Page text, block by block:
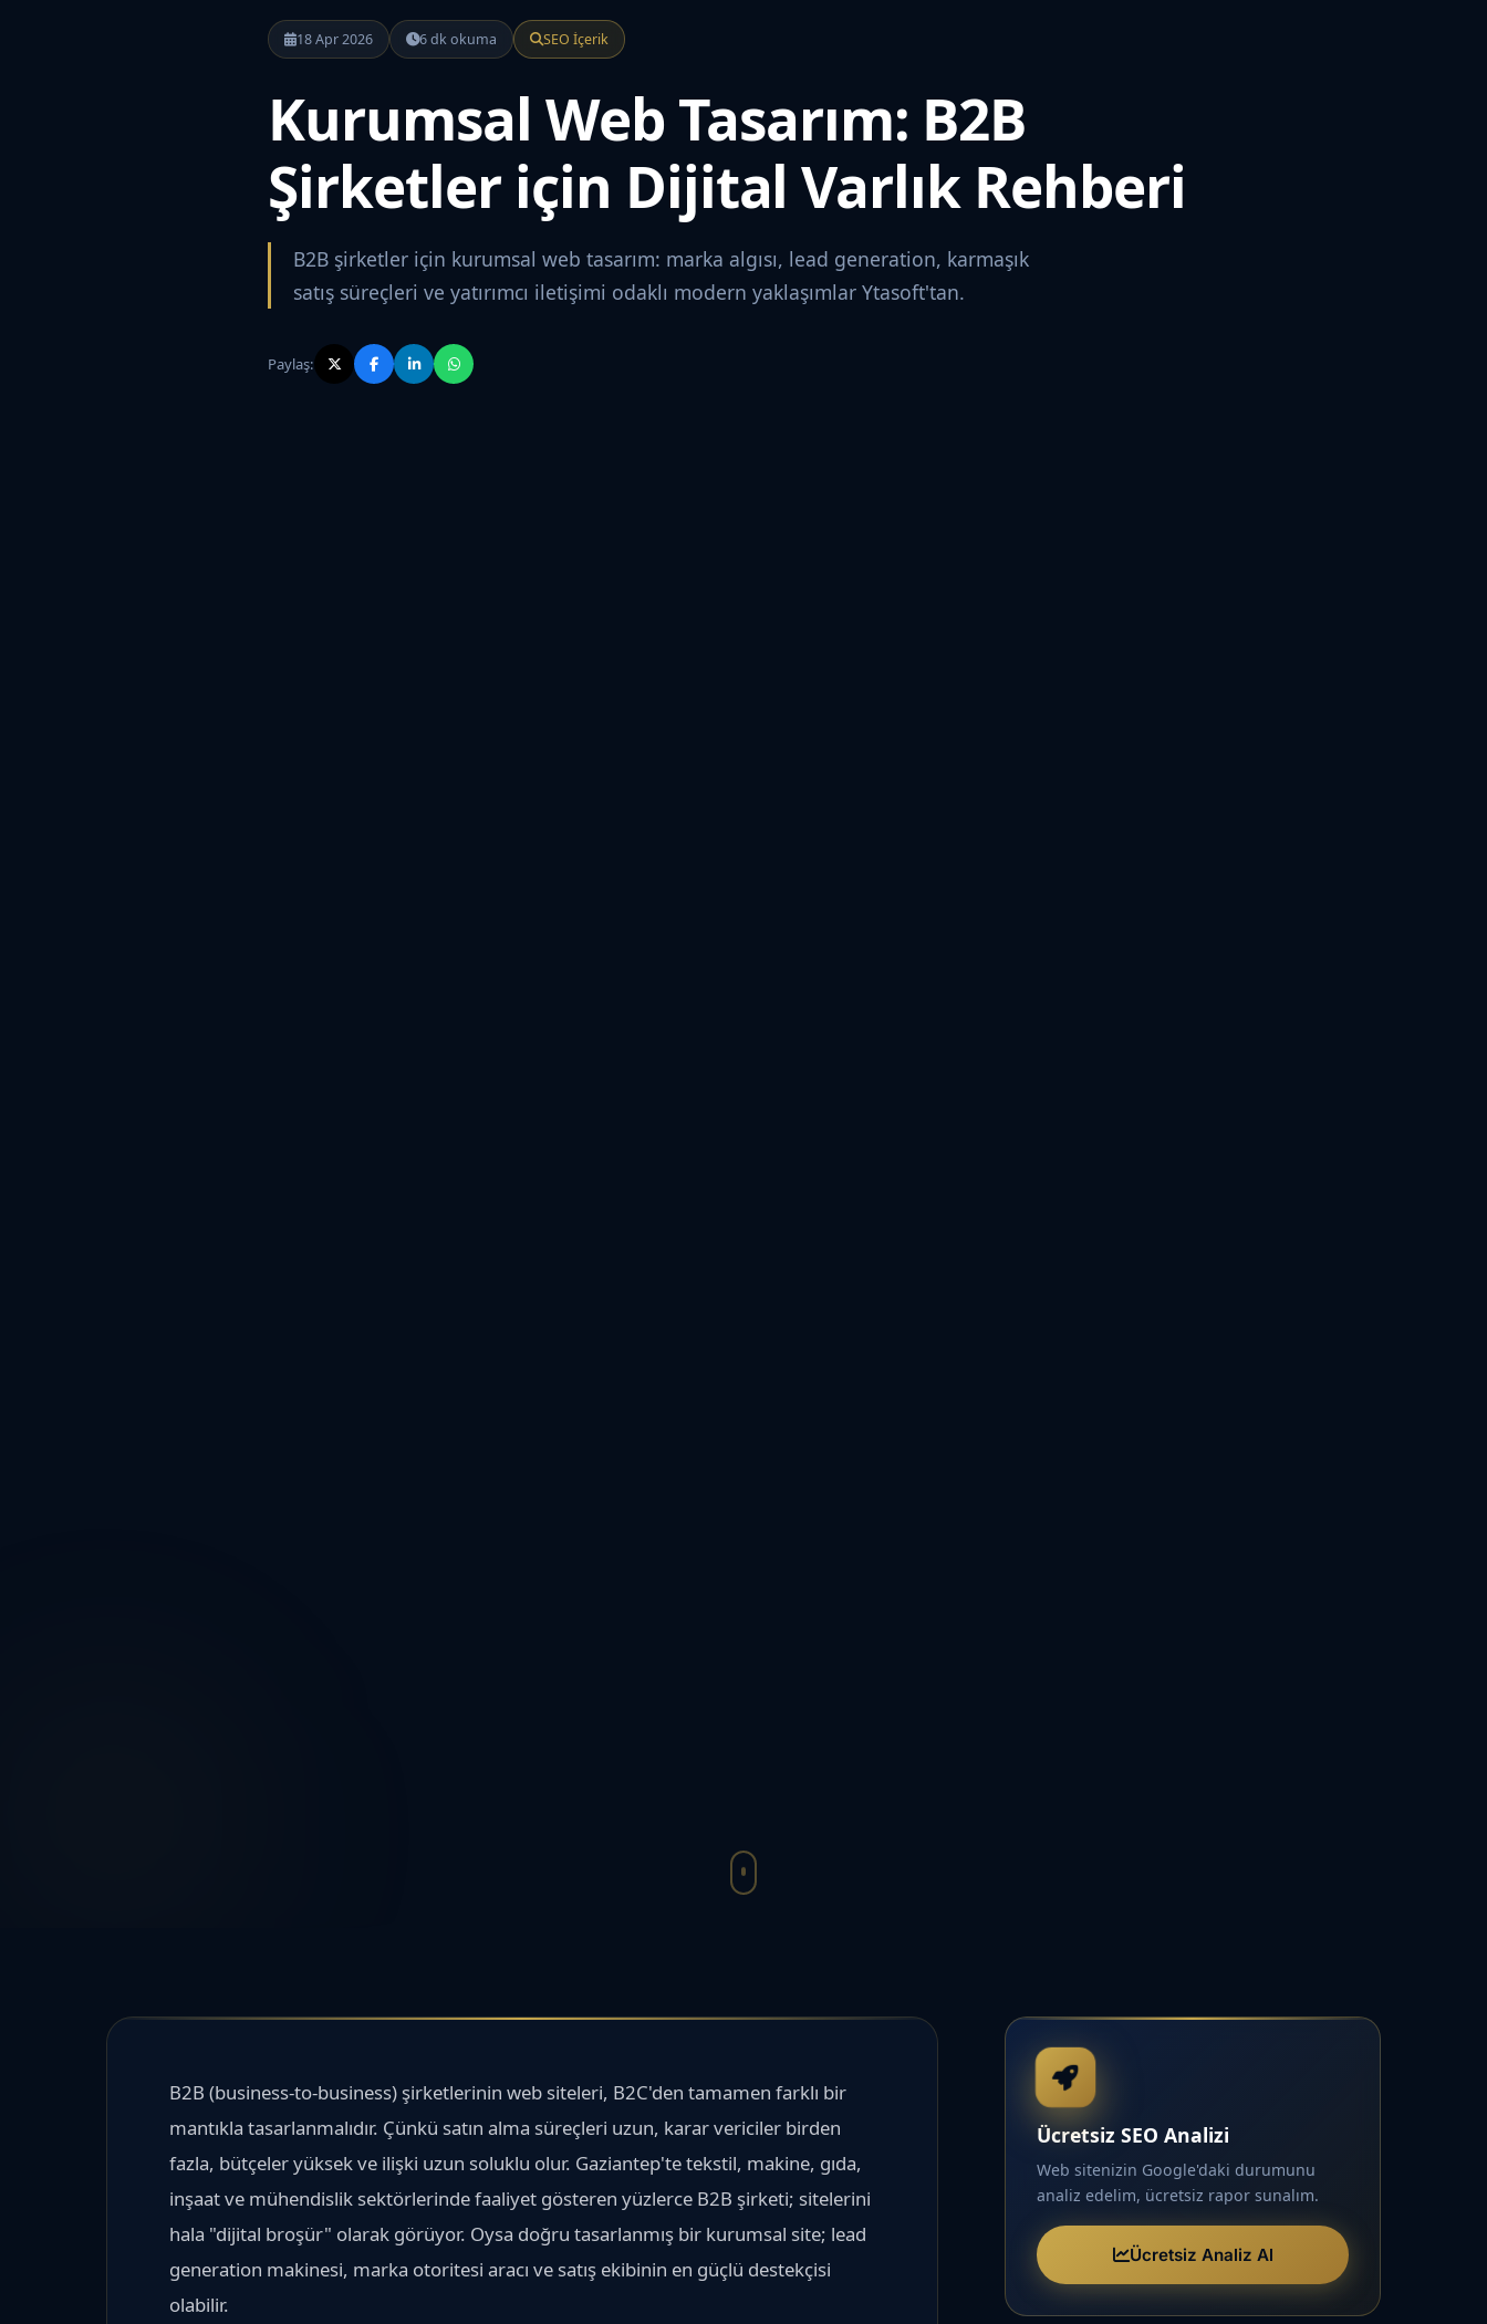
18 Apr 2026 6 dk okuma SEO İçerik
Kurumsal Web Tasarım: B2B
Şirketler için Dijital Varlık Rehberi
B2B şirketler için kurumsal web tasarım: marka algısı, lead generation, karmaşık
satış süreçleri ve yatırımcı iletişimi odaklı modern yaklaşımlar Ytasoft'tan.
Paylaş:
B2B (business-to-business) şirketlerinin web siteleri, B2C'den tamamen farklı bir
mantıkla tasarlanmalıdır. Çünkü satın alma süreçleri uzun, karar vericiler birden
fazla, bütçeler yüksek ve ilişki uzun soluklu olur. Gaziantep'te tekstil, makine, gıda,
inşaat ve mühendislik sektörlerinde faaliyet gösteren yüzlerce B2B şirketi; sitelerini
hala "dijital broşür" olarak görüyor. Oysa doğru tasarlanmış bir kurumsal site; lead
generation makinesi, marka otoritesi aracı ve satış ekibinin en güçlü destekçisi
olabilir.
Ücretsiz SEO Analizi
Web sitenizin Google'daki durumunu
analiz edelim, ücretsiz rapor sunalım.
Ücretsiz Analiz Al